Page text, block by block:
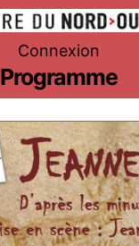
Théâtre
du
Nord-
Ouest
Connexion
Programme